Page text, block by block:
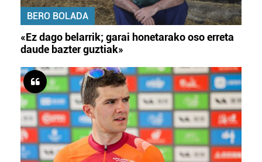
BERO BOLADA
«Ez dago belarrik; garai honetarako oso erreta
daude bazter guztiak»